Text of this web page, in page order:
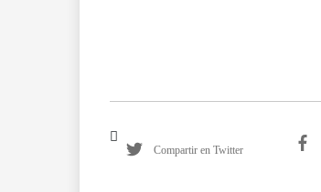
Compartir en Twitter